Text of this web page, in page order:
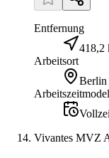
Entfernung
418,2
Arbeitsort
Berlin
Vivantes MVZ